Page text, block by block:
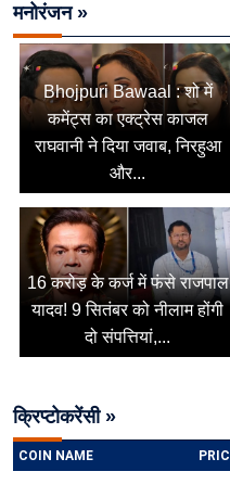
मनोरंजन »
Bhojpuri Bawaal : शो में
कमेंट्स का एक्ट्रेस काजल
राघवानी ने दिया जवाब, निरहुआ
और...
16 करोड़ के कर्ज में फंसे राजपाल
यादव! 9 सितंबर को नीलाम होंगी
दो संपत्तियां,...
क्रिप्टोकरेंसी »